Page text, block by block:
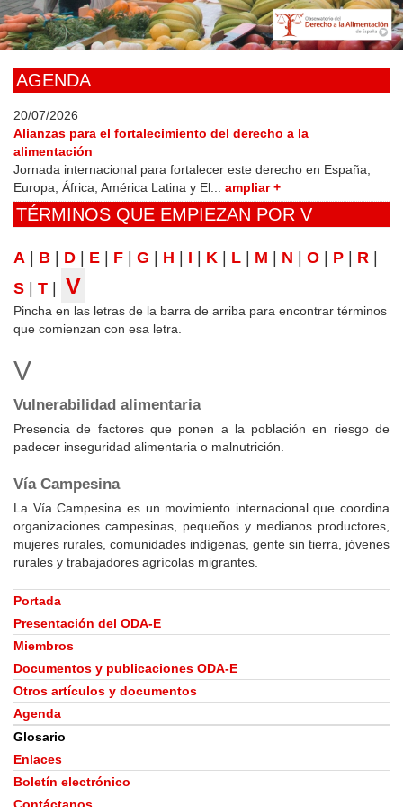
Skip
to
main
AGENDA
20/07/2026
Alianzas para el fortalecimiento del derecho a la
alimentación
Jornada internacional para fortalecer este derecho en España,
Europa, África, América Latina y El... ampliar +
TÉRMINOS QUE EMPIEZAN POR V
A B D E F G H I K L M N O P R
S
T V
Pincha en las letras de la barra de arriba para encontrar términos
que comienzan con esa letra.
V
Vulnerabilidad alimentaria
Presencia de factores que ponen a la población en riesgo de
padecer inseguridad alimentaria o malnutrición.
Vía Campesina
La Vía Campesina es un movimiento internacional que coordina
organizaciones campesinas, pequeños y medianos productores,
mujeres rurales, comunidades indígenas, gente sin tierra, jóvenes
rurales y trabajadores agrícolas migrantes.
Portada
Presentación del ODA-E
Miembros
Documentos y publicaciones ODA-E
Otros artículos y documentos
Agenda
Glosario
Enlaces
Boletín electrónico